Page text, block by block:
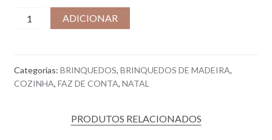
Quantidade
NOUGAT
ADICIONAR
Categorias: BRINQUEDOS, BRINQUEDOS DE MADEIRA,
COZINHA, FAZ DE CONTA, NATAL
PRODUTOS RELACIONADOS